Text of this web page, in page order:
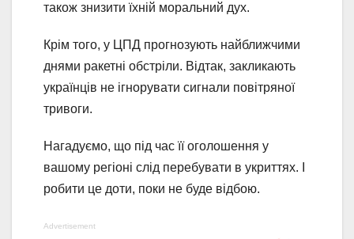
також знизити їхній моральний дух.
Крім того, у ЦПД прогнозують найближчими
днями ракетні обстріли. Відтак, закликають
українців не ігнорувати сигнали повітряної
тривоги.
Нагадуємо, що під час її оголошення у
вашому регіоні слід перебувати в укриттях. І
робити це доти, поки не буде відбою.
Advertisement